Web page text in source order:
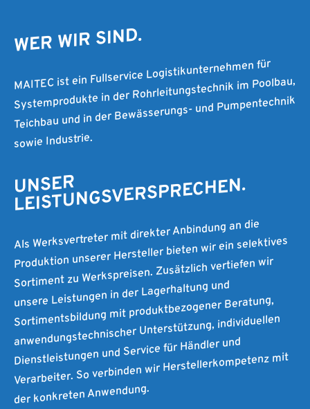
WER WIR SIND.
MAITEC ist ein Fullservice Logistikunternehmen für
Systemprodukte in der Rohrleitungstechnik im Poolbau,
Teichbau und in der Bewässerungs- und Pumpentechnik
sowie Industrie.
UNSER
LEISTUNGSVERSPRECHEN.
Als Werksvertreter mit direkter Anbindung an die
Produktion unserer Hersteller bieten wir ein selektives
Sortiment zu Werkspreisen. Zusätzlich vertiefen wir
unsere Leistungen in der Lagerhaltung und
Sortimentsbildung mit produktbezogener Beratung,
anwendungstechnischer Unterstützung, individuellen
Dienstleistungen und Service für Händler und
Verarbeiter. So verbinden wir Herstellerkompetenz mit
der konkreten Anwendung.